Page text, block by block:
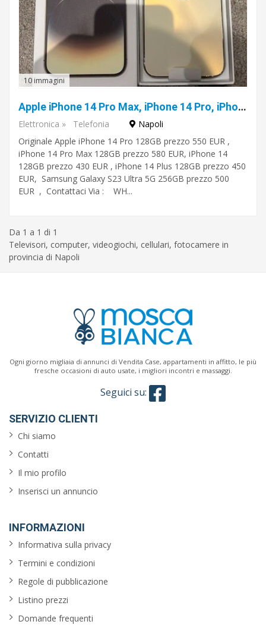
Marca
Cerca
Napoli
10 immagini
Apple iPhone 14 Pro Max, iPhone 14 Pro, iPhone 14, iPhone 14 Plus, iPhone 13 Pro Max, iPhone 13 Pro, iPhone 13, Samsung Galaxy S23 Ultra 5G
Elettronica » Telefonia
Napoli
Originale Apple iPhone 14 Pro 128GB prezzo 550 EUR ,
iPhone 14 Pro Max 128GB prezzo 580 EUR, iPhone 14
128GB prezzo 430 EUR , iPhone 14 Plus 128GB prezzo 450
EUR, Samsung Galaxy S23 Ultra 5G 256GB prezzo 500
EUR , Contattaci Via : WH...
Da 1 a 1 di 1
Televisori, computer, videogiochi, cellulari, fotocamere in
provincia di Napoli
Ogni giorno migliaia di annunci di Vendita Case, appartamenti in affitto, le più
fresche occasioni di auto usate, i migliori incontri e massaggi.
Seguici su:
SERVIZIO CLIENTI
Chi siamo
Contatti
Il mio profilo
Inserisci un annuncio
INFORMAZIONI
Informativa sulla privacy
Termini e condizioni
Regole di pubblicazione
Listino prezzi
Domande frequenti